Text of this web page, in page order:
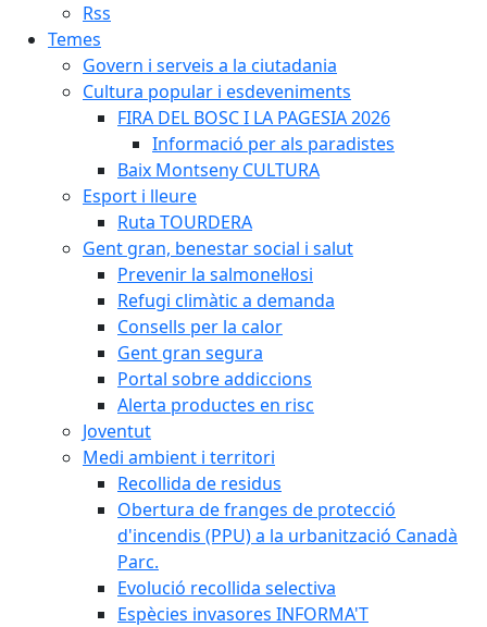
Rss
Temes
Govern i serveis a la ciutadania
Cultura popular i esdeveniments
FIRA DEL BOSC I LA PAGESIA 2026
Informació per als paradistes
Baix Montseny CULTURA
Esport i lleure
Ruta TOURDERA
Gent gran, benestar social i salut
Prevenir la salmonel·losi
Refugi climàtic a demanda
Consells per la calor
Gent gran segura
Portal sobre addiccions
Alerta productes en risc
Joventut
Medi ambient i territori
Recollida de residus
Obertura de franges de protecció
d'incendis (PPU) a la urbanització Canadà
Parc.
Evolució recollida selectiva
Espècies invasores INFORMA'T